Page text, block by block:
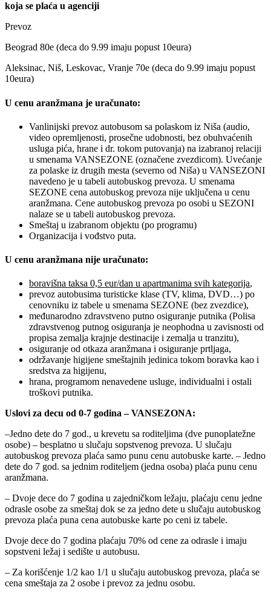
koja se plaća u agenciji
Prevoz
Beograd 80e (deca do 9.99 imaju popust 10eura)
Aleksinac, Niš, Leskovac, Vranje 70e (deca do 9.99 imaju popust
10eura)
U cenu aranžmana je uračunato:
Vanlinijski prevoz autobusom sa polaskom iz Niša (audio,
video opremljenosti, prosečne udobnosti, bez obuhvaćenih
usluga pića, hrane i dr. tokom putovanja) na izabranoj relaciji
u smenama VANSEZONE (označene zvezdicom). Uvećanje
za polaske iz drugih mesta (severno od Niša) u VANSEZONI
navedeno je u tabeli autobuskog prevoza. U smenama
SEZONE cena autobuskog prevoza nije uključena u cenu
aranžmana. Cene autobuskog prevoza po osobi u SEZONI
nalaze se u tabeli autobuskog prevoza.
Smeštaj u izabranom objektu (po programu)
Organizacija i vođstvo puta.
U cenu aranžmana nije uračunato:
boravišna taksa 0,5 eur/dan u apartmanima svih kategorija,
prevoz autobusima turisticke klase (TV, klima, DVD…) po
cenovniku iz tabele u smenama SEZONE (bez zvezdice),
međunarodno zdravstveno putno osiguranje putnika (Polisa
zdravstvenog putnog osiguranja je neophodna u zavisnosti od
propisa zemalja krajnje destinacije i zemalja u tranzitu),
osiguranje od otkaza aranžmana i osiguranje prtljaga,
održavanje higijene smeštajnih jedinica tokom boravka kao i
sredstva za higijenu,
hrana, programom nenavedene usluge, individualni i ostali
troškovi putnika.
Uslovi za decu od 0-7 godina – VANSEZONA:
–Jedno dete do 7 god., u krevetu sa roditeljima (dve punoplatežne
osobe) – besplatno u slučaju sopstvenog prevoza. U slučaju
autobuskog prevoza plaća samo punu cenu autobuske karte. – Jedno
dete do 7 god. sa jednim roditeljem (jedna osoba) plaća punu cenu
aranžmana.
– Dvoje dece do 7 godina u zajedničkom ležaju, plaćaju cenu jedne
odrasle osobe za smeštaj dok se za jedno dete u slučaju autobuskog
prevoza plaća puna cena autobuske karte po ceni iz tabele.
Dvoje dece do 7 godina plaćaju 70% od cene za odrasle i imaju
sopstveni ležaj i sedište u autobusu.
– Za korišćenje 1/2 kao 1/1 u slučaju autobuskog prevoza, plaća se
cena smeštaja za 2 osobe i prevoz za jednu osobu.